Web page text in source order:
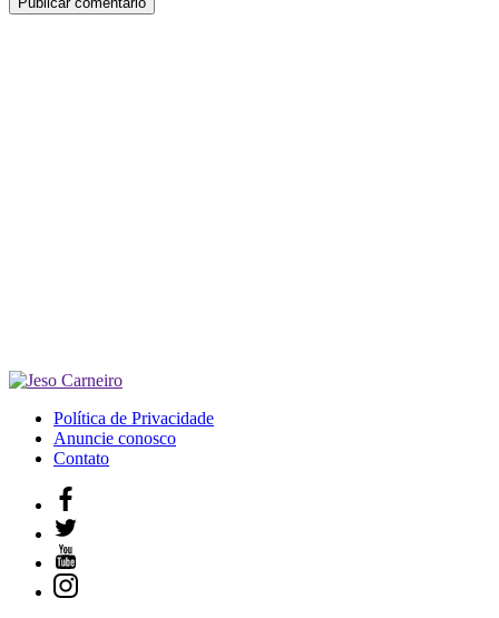
Política de Privacidade
Anuncie conosco
Contato